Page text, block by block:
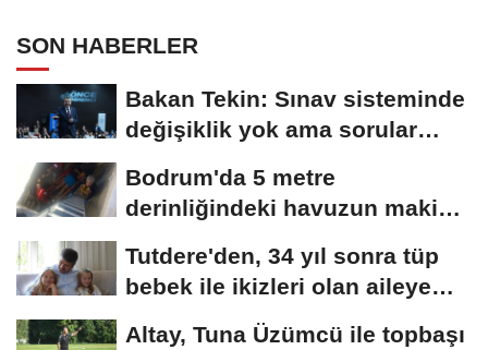
SON HABERLER
Bakan Tekin: Sınav sisteminde
değişiklik yok ama sorular
Bodrum'da 5 metre
derinliğindeki havuzun makine
Tutdere'den, 34 yıl sonra tüp
bebek ile ikizleri olan aileye
Altay, Tuna Üzümcü ile topbaşı